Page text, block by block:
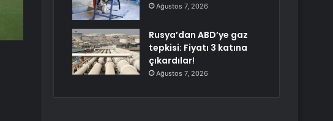
Ağustos 7, 2026
Rusya’dan ABD’ye gaz
tepkisi: Fiyatı 3 katına
çıkardılar!
Ağustos 7, 2026